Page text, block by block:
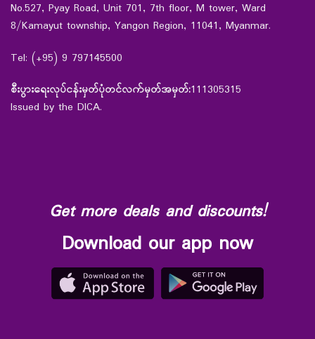
No.527, Pyay Road, Unit 701, 7th floor, M tower, Ward
8/Kamayut township, Yangon Region, 11041, Myanmar.
Tel: (+95) 9 797145500
စီးပွားရေးလုပ်ငန်းမှတ်ပုံတင်လက်မှတ်အမှတ်:111305315
Issued by the DICA.
Get more deals and discounts!
Download our app now